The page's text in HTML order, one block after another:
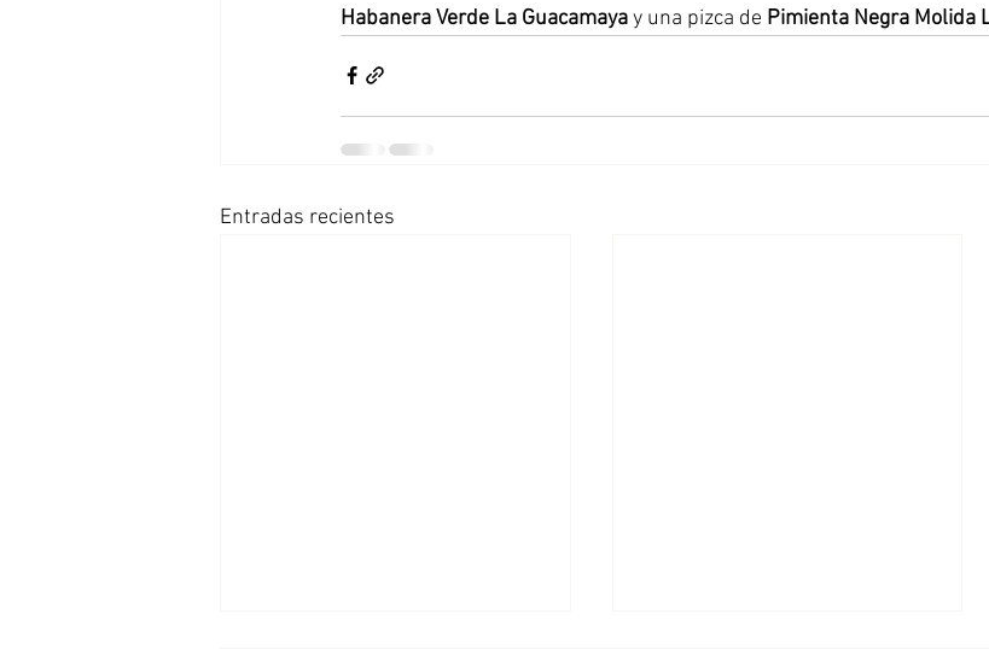
Habanera Verde La Guacamaya y una pizca de Pimienta Negra Molida
Entradas recientes